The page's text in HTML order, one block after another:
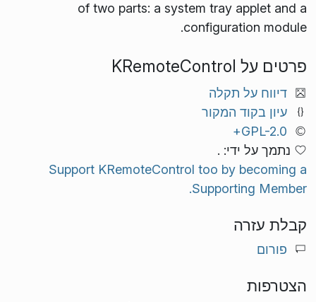
of two parts: a system tray applet and a
configuration module.
פרטים על KRemoteControl
דיווח על תקלה
עיון בקוד המקור
GPL-2.0+
נתמך על ידי: .
Support KRemoteControl too by becoming a
Supporting Member.
קבלת עזרה
פורום
הצטרפות